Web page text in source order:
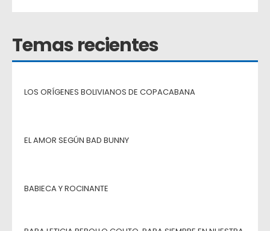
Temas recientes
LOS ORÍGENES BOLIVIANOS DE COPACABANA
EL AMOR SEGÚN BAD BUNNY
BABIECA Y ROCINANTE